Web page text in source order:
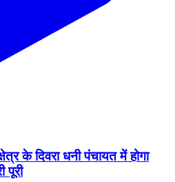
के दिवरा धनी पंचायत में होगा
पूरी